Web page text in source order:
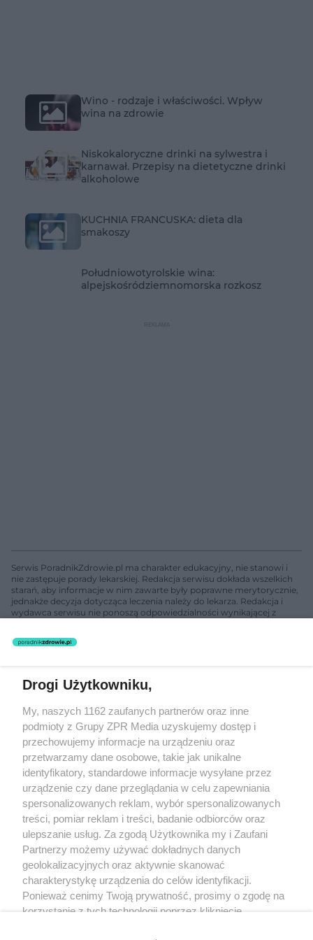
Wino - rodzaje i właściwości. Wpływ
wina na zdrowie
Niskokaloryczne drinki na sylwestra i
karnawał. Przepisy na dietetyczne drinki
alkoholowe
KUCHNIA FRANCUSKA: dieta dla
smakoszy
Południowotyrolskie wina:
alpejskośródziemnomorska rozkosz
Serwis PoradnikZdrowie.pl ma charakter edukacyjny, nie stanowi i
nie zastępuje porady lekarskiej. Redakcja serwisu dokłada wszelkich
starań, aby informacje w nim zawarte były poprawne merytorycznie,
jednakże decyzja dotycząca leczenia należy do lekarza. Redakcja i
wydawca serwisu nie ponoszą odpowiedzialności wynikającej z
świadczeń zdrowotnych w rozumieniu art. 3 ust 1 ustawy o
rozpowszechniany lub dalej rozpowszechniany w jakikolwiek sposób
(w tym także elektroniczny lub mechaniczny) na jakimkolwiek polu
eksploatacji w jakiejkolwiek formie, włącznie z umieszczaniem w
Internecie bez pisemnej zgody właściciela praw. Jakiekolwiek użycie
lub wykorzystanie utworów w całości lub w części z naruszeniem
prawa, tzn. bez właściwej zgody, jest zabronione pod groźbą kary i
może być ścigane prawnie.
O nas
Informacje prawne
Drogi Użytkowniku,
My, naszych 1162 zaufanych partnerów oraz inne
podmioty z Grupy ZPR Media uzyskujemy dostęp i
przechowujemy informacje na urządzeniu oraz
przetwarzamy dane osobowe, takie jak unikalne
identyfikatory, standardowe informacje wysyłane przez
urządzenie czy dane przeglądania w celu zapewniania
spersonalizowanych reklam, wybór spersonalizowanych
treści, pomiar reklam i treści, badanie odbiorców oraz
ulepszanie usług. Za zgodą Użytkownika my i Zaufani
Partnerzy możemy używać dokładnych danych
geolokalizacyjnych oraz aktywnie skanować
charakterystykę urządzenia do celów identyfikacji.
Ponieważ cenimy Twoją prywatność, prosimy o zgodę na
korzystanie z tych technologii poprzez kliknięcie